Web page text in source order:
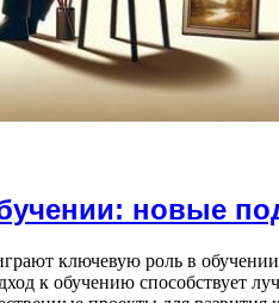
новые
ключевую роль в
к обучению способствует